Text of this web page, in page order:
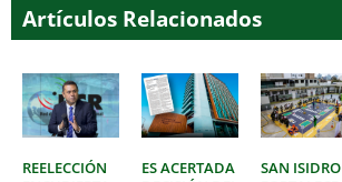
Artículos Relacionados
REELECCIÓN
ES ACERTADA
SAN ISIDRO